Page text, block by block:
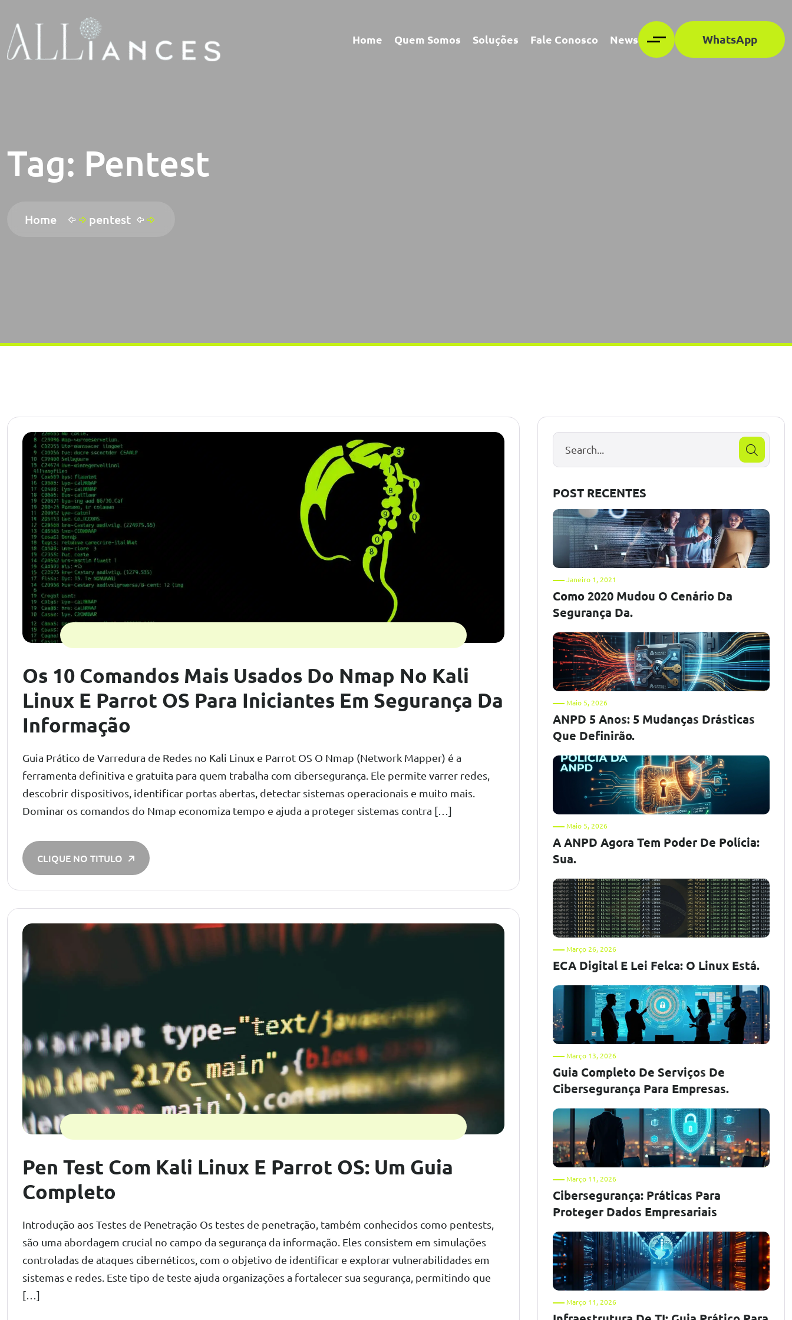
Home Quem Somos Soluções Fale Conosco News WhatsApp
Tag: Pentest
Home pentest
Os 10 Comandos Mais Usados Do Nmap No Kali
Linux E Parrot OS Para Iniciantes Em Segurança Da
Informação
Guia Prático de Varredura de Redes no Kali Linux e Parrot OS O Nmap (Network Mapper) é a
ferramenta definitiva e gratuita para quem trabalha com cibersegurança. Ele permite varrer redes,
descobrir dispositivos, identificar portas abertas, detectar sistemas operacionais e muito mais.
Dominar os comandos do Nmap economiza tempo e ajuda a proteger sistemas contra […]
CLIQUE NO TITULO
Pen Test Com Kali Linux E Parrot OS: Um Guia
Completo
Introdução aos Testes de Penetração Os testes de penetração, também conhecidos como pentests,
são uma abordagem crucial no campo da segurança da informação. Eles consistem em simulações
controladas de ataques cibernéticos, com o objetivo de identificar e explorar vulnerabilidades em
sistemas e redes. Este tipo de teste ajuda organizações a fortalecer sua segurança, permitindo que
[…]
POST RECENTES
Janeiro 1, 2021
Como 2020 Mudou O Cenário Da
Segurança Da.
Maio 5, 2026
ANPD 5 Anos: 5 Mudanças Drásticas
Que Definirão.
Maio 5, 2026
A ANPD Agora Tem Poder De Polícia:
Sua.
Março 26, 2026
ECA Digital E Lei Felca: O Linux Está.
Março 13, 2026
Guia Completo De Serviços De
Cibersegurança Para Empresas.
Março 11, 2026
Cibersegurança: Práticas Para
Proteger Dados Empresariais
Março 11, 2026